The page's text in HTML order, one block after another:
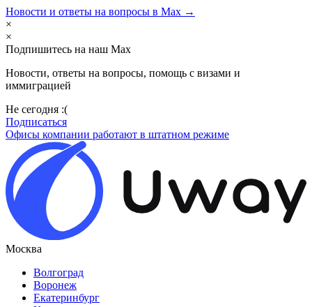
Новости и ответы на вопросы в Max →
×
×
Подпишитесь на наш Max
Новости, ответы на вопросы, помощь с визами и
иммиграцией
Не сегодня :(
Подписаться
Офисы компании работают в штатном режиме
Москва
Волгоград
Воронеж
Екатеринбург